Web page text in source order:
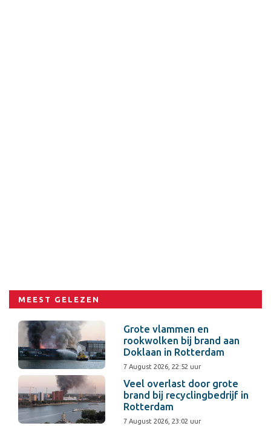
MEEST GELEZEN
Grote vlammen en
rookwolken bij brand aan
Doklaan in Rotterdam
7 August 2026, 22:52 uur
Veel overlast door grote
brand bij recyclingbedrijf in
Rotterdam
7 August 2026, 23:02 uur